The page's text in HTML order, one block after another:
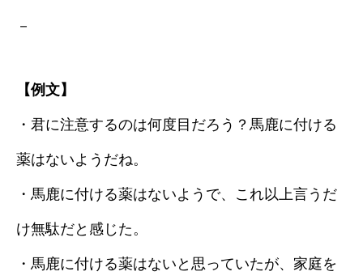
－
【例文】
・君に注意するのは何度目だろう？馬鹿に付ける
薬はないようだね。
・馬鹿に付ける薬はないようで、これ以上言うだ
け無駄だと感じた。
・馬鹿に付ける薬はないと思っていたが、家庭を